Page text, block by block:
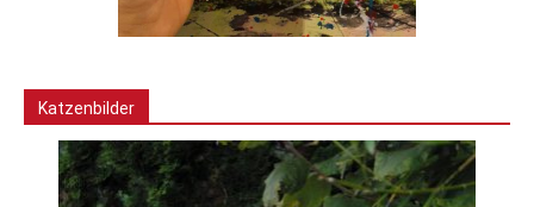
Katzenbilder